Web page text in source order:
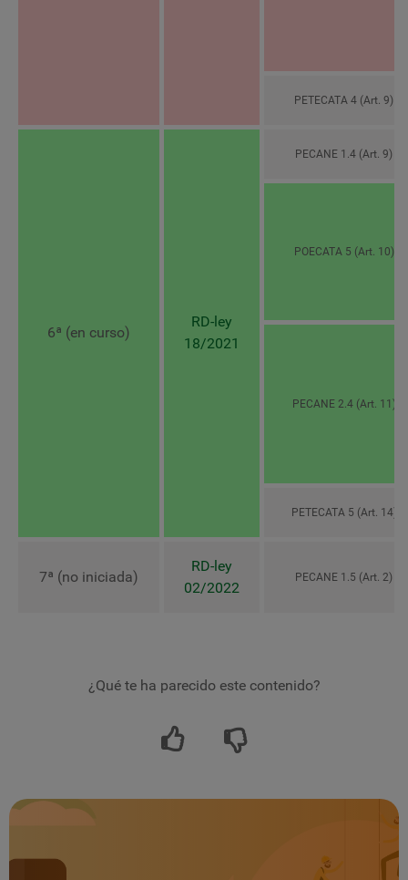
PETECATA 4 (Art. 9)
6ª (en curso)
RD-ley
18/2021
PECANE 1.4 (Art. 9)
POECATA 5 (Art. 10)
PECANE 2.4 (Art. 11)
PETECATA 5 (Art. 14)
7ª (no iniciada)
RD-ley
02/2022
PECANE 1.5 (Art. 2)
¿Qué te ha parecido este contenido?